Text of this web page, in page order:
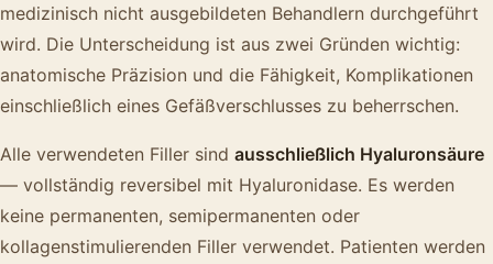
medizinisch nicht ausgebildeten Behandlern durchgeführt
wird. Die Unterscheidung ist aus zwei Gründen wichtig:
anatomische Präzision und die Fähigkeit, Komplikationen
einschließlich eines Gefäßverschlusses zu beherrschen.
Alle verwendeten Filler sind ausschließlich Hyaluronsäure
— vollständig reversibel mit Hyaluronidase. Es werden
keine permanenten, semipermanenten oder
kollagenstimulierenden Filler verwendet. Patienten werden